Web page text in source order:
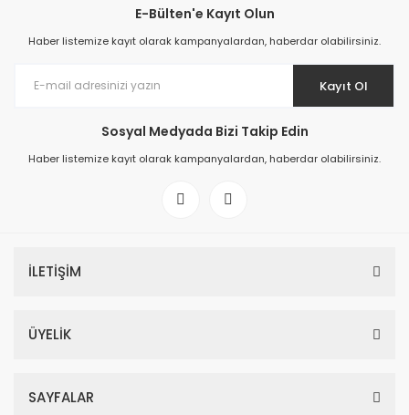
E-Bülten'e Kayıt Olun
Haber listemize kayıt olarak kampanyalardan, haberdar olabilirsiniz.
Kayıt Ol
Sosyal Medyada Bizi Takip Edin
Haber listemize kayıt olarak kampanyalardan, haberdar olabilirsiniz.
İLETİŞİM
ÜYELİK
SAYFALAR